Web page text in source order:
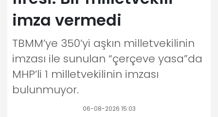
imza vermedi
TBMM’ye 350’yi aşkın milletvekilinin
imzası ile sunulan “çerçeve yasa”da
MHP’li 1 milletvekilinin imzası
bulunmuyor.
06-08-2026 15:03